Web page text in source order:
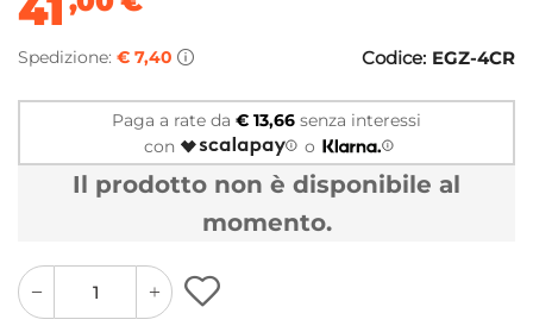
Spedizione: € 7,40 Codice: EGZ-4CR
Paga a rate da € 13,66 senza interessi
con
o
Il prodotto non è disponibile al
momento.
quantity
button
quantity
minus
button